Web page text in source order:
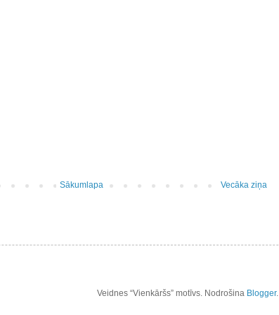
Vecāka ziņa
Sākumlapa
Veidnes “Vienkāršs” motīvs. Nodrošina Blogger.